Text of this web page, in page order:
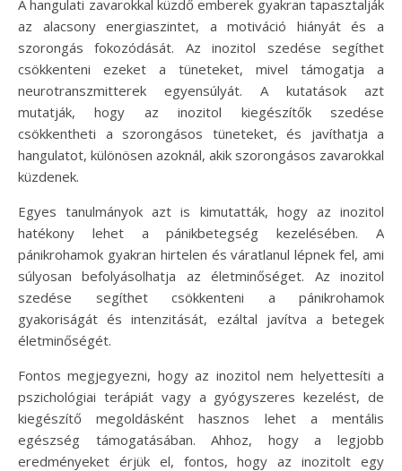
A hangulati zavarokkal küzdő emberek gyakran tapasztalják
az alacsony energiaszintet, a motiváció hiányát és a
szorongás fokozódását. Az inozitol szedése segíthet
csökkenteni ezeket a tüneteket, mivel támogatja a
neurotranszmitterek egyensúlyát. A kutatások azt
mutatják, hogy az inozitol kiegészítők szedése
csökkentheti a szorongásos tüneteket, és javíthatja a
hangulatot, különösen azoknál, akik szorongásos zavarokkal
küzdenek.
Egyes tanulmányok azt is kimutatták, hogy az inozitol
hatékony lehet a pánikbetegség kezelésében. A
pánikrohamok gyakran hirtelen és váratlanul lépnek fel, ami
súlyosan befolyásolhatja az életminőséget. Az inozitol
szedése segíthet csökkenteni a pánikrohamok
gyakoriságát és intenzitását, ezáltal javítva a betegek
életminőségét.
Fontos megjegyezni, hogy az inozitol nem helyettesíti a
pszichológiai terápiát vagy a gyógyszeres kezelést, de
kiegészítő megoldásként hasznos lehet a mentális
egészség támogatásában. Ahhoz, hogy a legjobb
eredményeket érjük el, fontos, hogy az inozitolt egy